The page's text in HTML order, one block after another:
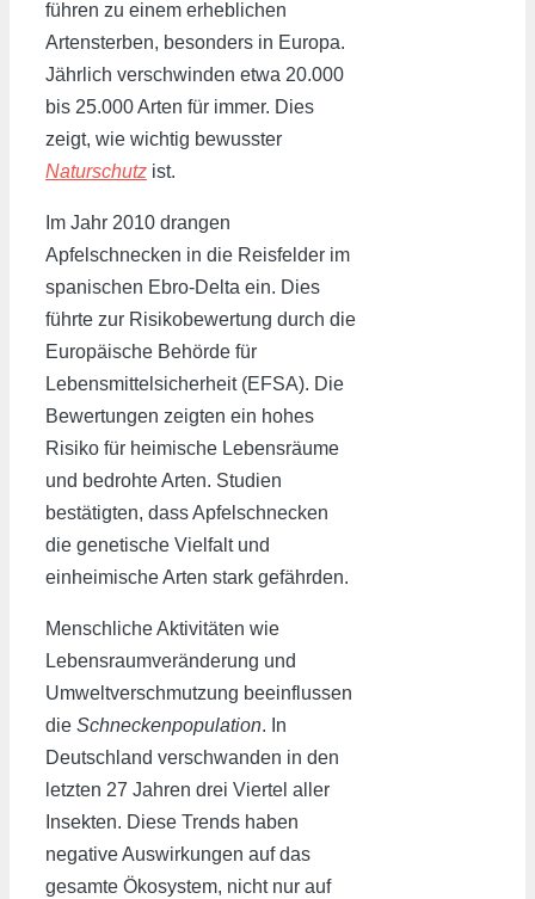
führen zu einem erheblichen
Artensterben, besonders in Europa.
Jährlich verschwinden etwa 20.000
bis 25.000 Arten für immer. Dies
zeigt, wie wichtig bewusster
Naturschutz ist.
Im Jahr 2010 drangen
Apfelschnecken in die Reisfelder im
spanischen Ebro-Delta ein. Dies
führte zur Risikobewertung durch die
Europäische Behörde für
Lebensmittelsicherheit (EFSA). Die
Bewertungen zeigten ein hohes
Risiko für heimische Lebensräume
und bedrohte Arten. Studien
bestätigten, dass Apfelschnecken
die genetische Vielfalt und
einheimische Arten stark gefährden.
Menschliche Aktivitäten wie
Lebensraumveränderung und
Umweltverschmutzung beeinflussen
die Schneckenpopulation. In
Deutschland verschwanden in den
letzten 27 Jahren drei Viertel aller
Insekten. Diese Trends haben
negative Auswirkungen auf das
gesamte Ökosystem, nicht nur auf